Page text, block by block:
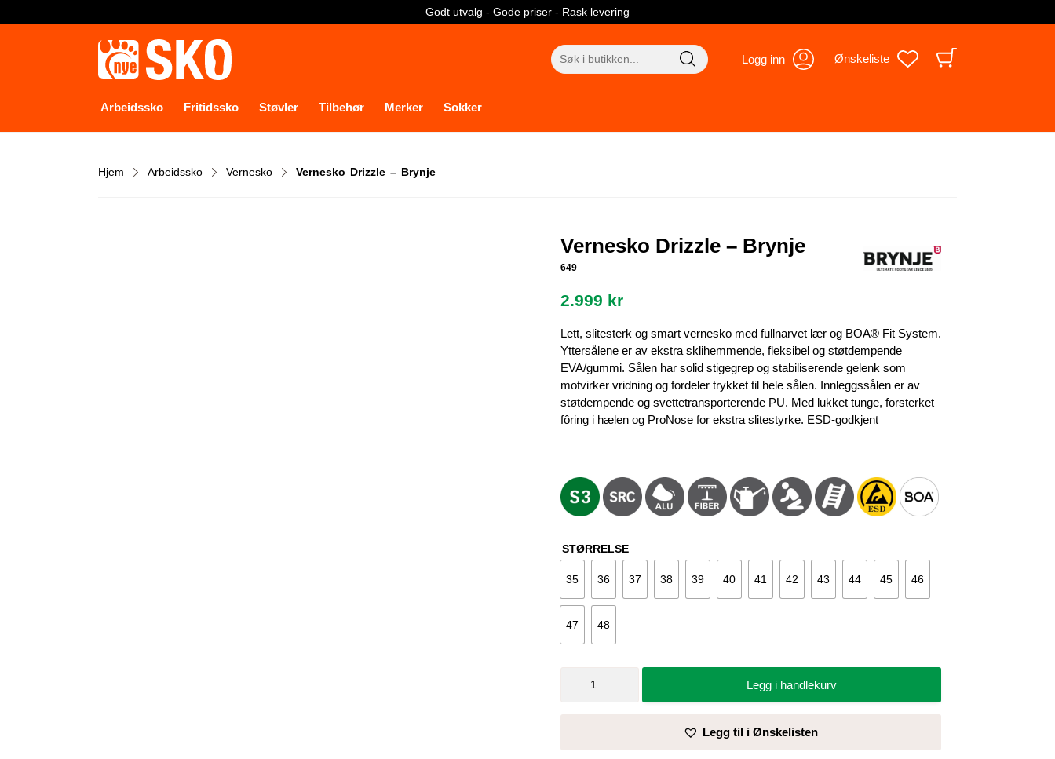
Godt utvalg - Gode priser - Rask levering
Søk
etter:
Logg inn Ønskeliste
Arbeidssko Fritidssko Støvler Tilbehør Merker Sokker
Hjem Arbeidssko Vernesko Vernesko Drizzle – Brynje
Vernesko Drizzle – Brynje
649
2.999 kr
Lett, slitesterk og smart vernesko med fullnarvet lær og BOA® Fit System.
Yttersålene er av ekstra sklihemmende, fleksibel og støtdempende
EVA/gummi. Sålen har solid stigegrep og stabiliserende gelenk som
motvirker vridning og fordeler trykket til hele sålen. Innleggssålen er av
støtdempende og svettetransporterende PU. Med lukket tunge, forsterket
fôring i hælen og ProNose for ekstra slitestyrke. ESD-godkjent
STØRRELSE
35 36 37 38 39 40 41 42 43 44 45 46
47 48
Drizzle
Legg i handlekurv
Legg til i Ønskelisten